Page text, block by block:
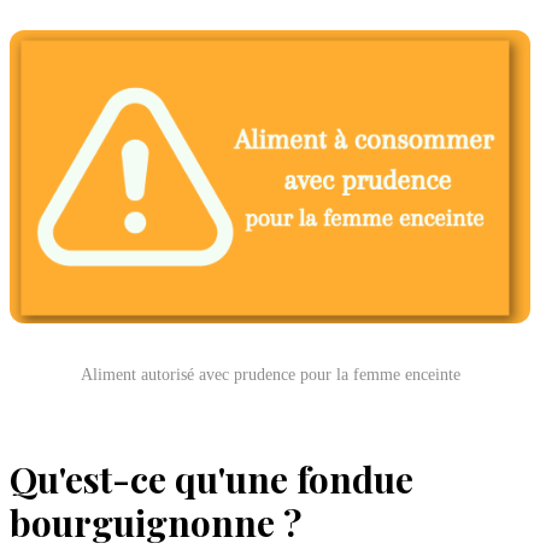
Aliment autorisé avec prudence pour la femme enceinte
Qu'est-ce qu'une fondue
bourguignonne ?